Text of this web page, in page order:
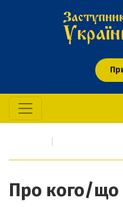
Про кого/що